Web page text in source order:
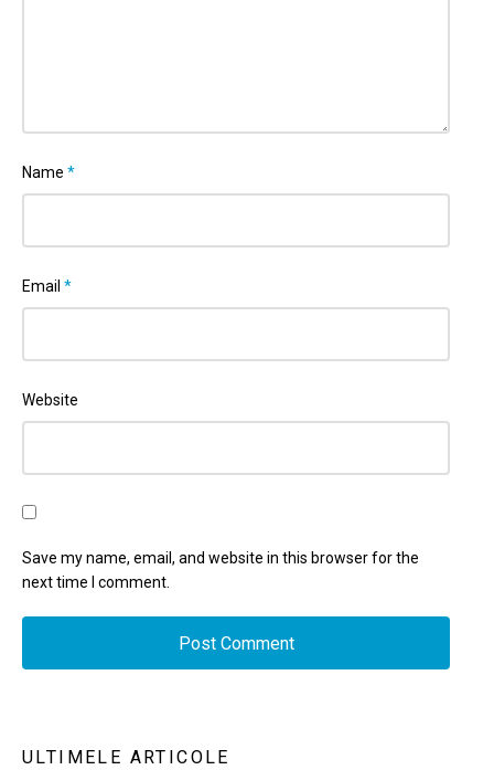
Name *
Email *
Website
Save my name, email, and website in this browser for the
next time I comment.
ULTIMELE ARTICOLE